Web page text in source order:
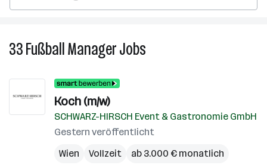
33Fußball ManagerJobs
Koch (m/w)
SCHWARZ-HIRSCH Event & Gastronomie GmbH
Gestern veröffentlicht
Wien
Vollzeit ab 3.000 € monatlich